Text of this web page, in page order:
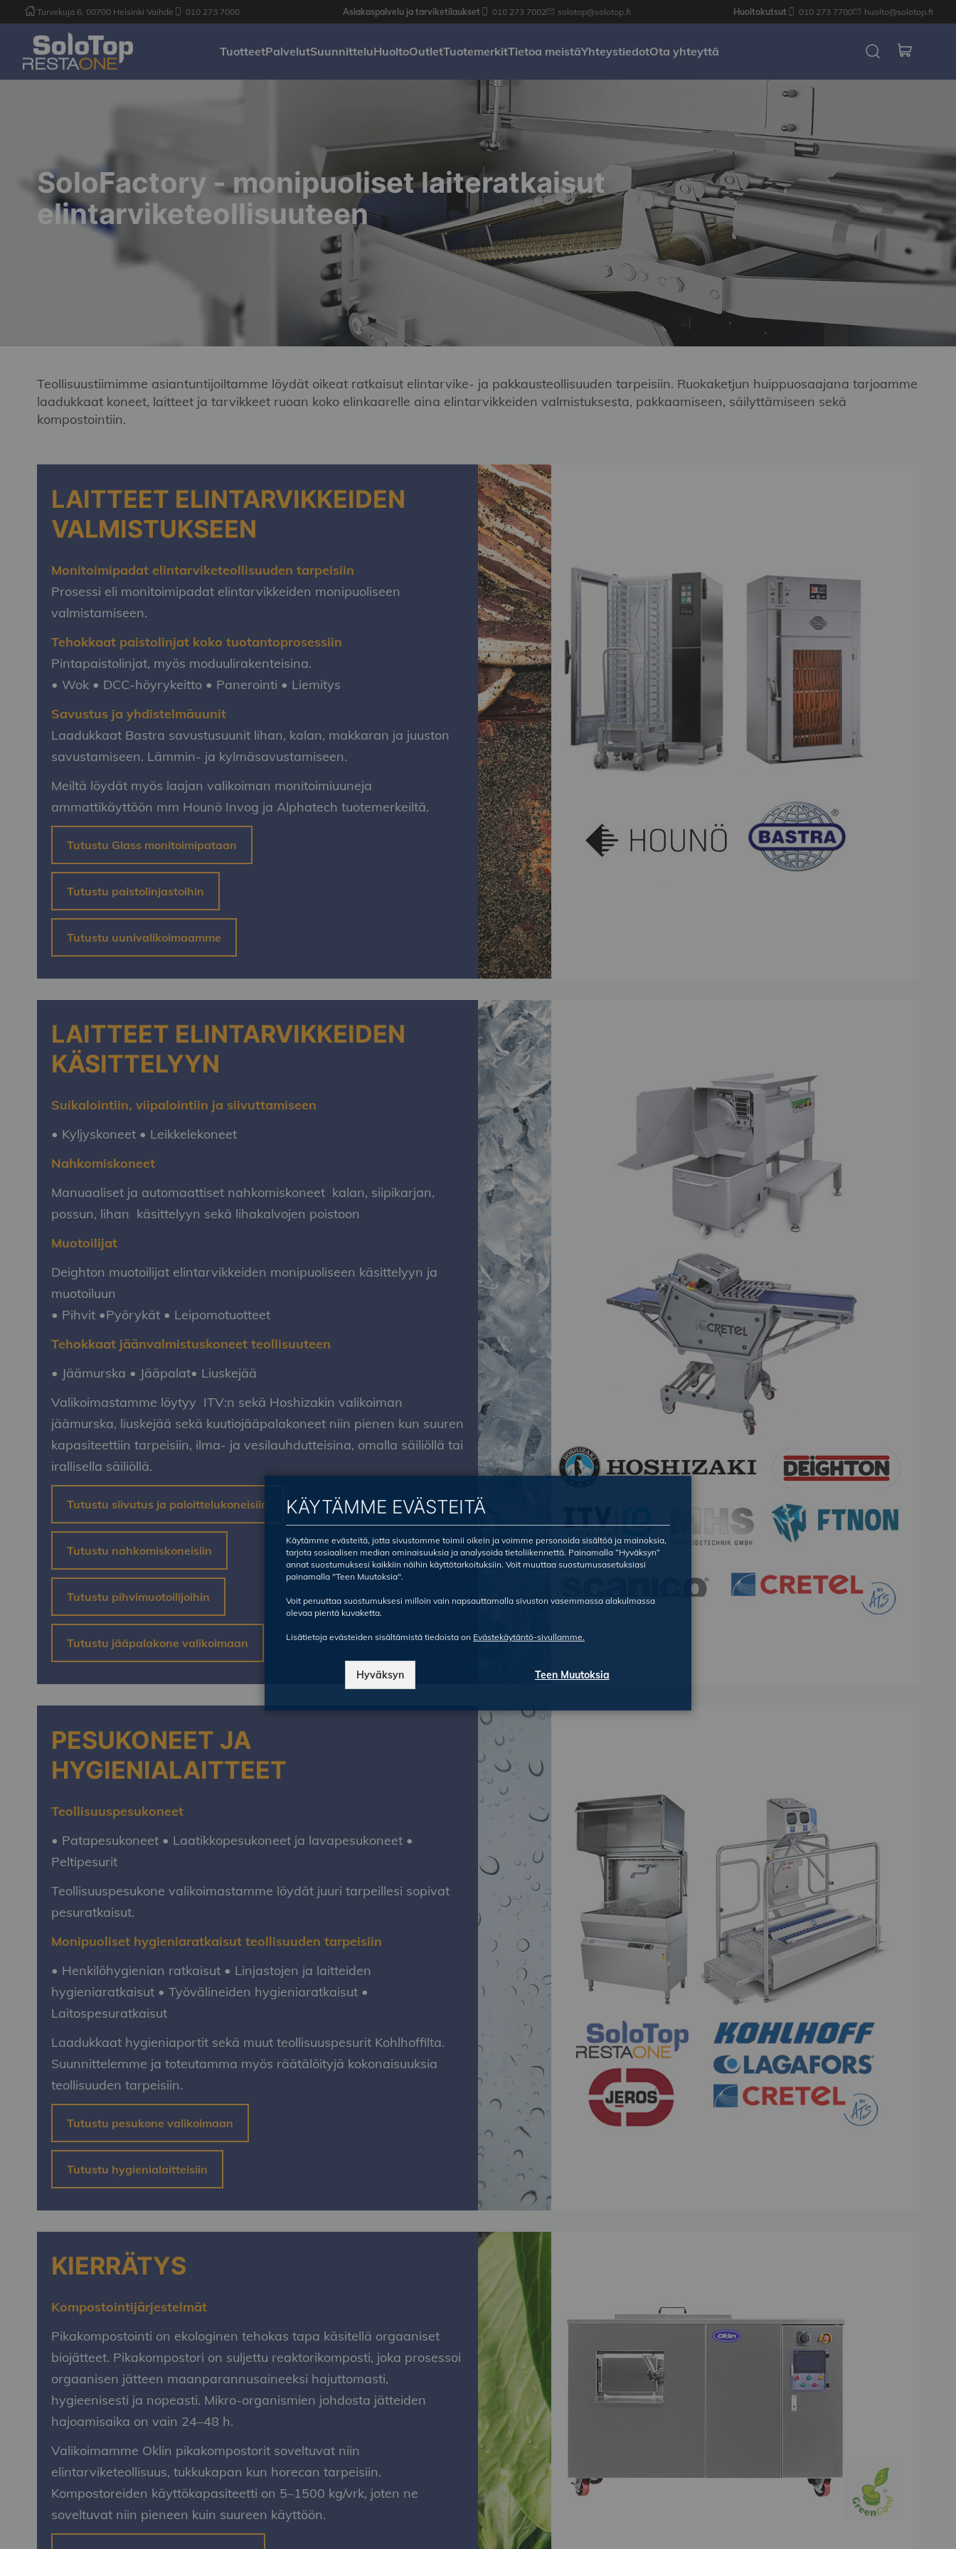
Turvekuja 6, 00700 Helsinki Vaihde 010 273 7000 Asiakaspalvelu ja tarviketilaukset 010 273 7002 solotop@solotop.fi Huoltokutsut 010 273 7700 huolto@solotop.fi
TuotteetPalvelutSuunnitteluHuoltoOutletTuotemerkitTietoa meistäYhteystiedotOta yhteyttä
SoloFactory - monipuoliset laiteratkaisut
elintarviketeollisuuteen
Teollisuustiimimme asiantuntijoiltamme löydät oikeat ratkaisut elintarvike- ja pakkausteollisuuden tarpeisiin. Ruokaketjun huippuosaajana tarjoamme
laadukkaat koneet, laitteet ja tarvikkeet ruoan koko elinkaarelle aina elintarvikkeiden valmistuksesta, pakkaamiseen, säilyttämiseen sekä
kompostointiin.
LAITTEET ELINTARVIKKEIDEN
VALMISTUKSEEN
Monitoimipadat elintarviketeollisuuden tarpeisiin
Prosessi eli monitoimipadat elintarvikkeiden monipuoliseen
valmistamiseen.
Tehokkaat paistolinjat koko tuotantoprosessiin
Pintapaistolinjat, myös moduulirakenteisina.
• Wok • DCC-höyrykeitto • Panerointi • Liemitys
Savustus ja yhdistelmäuunit
Laadukkaat Bastra savustusuunit lihan, kalan, makkaran ja juuston
savustamiseen. Lämmin- ja kylmäsavustamiseen.
Meiltä löydät myös laajan valikoiman monitoimiuuneja
ammattikäyttöön mm Hounö Invog ja Alphatech tuotemerkeiltä.
Tutustu Glass monitoimipataan
Tutustu paistolinjastoihin
Tutustu uunivalikoimaamme
LAITTEET ELINTARVIKKEIDEN
KÄSITTELYYN
Suikalointiin, viipalointiin ja siivuttamiseen
• Kyljyskoneet • Leikkelekoneet
Nahkomiskoneet
Manuaaliset ja automaattiset nahkomiskoneet kalan, siipikarjan,
possun, lihan käsittelyyn sekä lihakalvojen poistoon
Muotoilijat
Deighton muotoilijat elintarvikkeiden monipuoliseen käsittelyyn ja
muotoiluun
• Pihvit •Pyörykät • Leipomotuotteet
Tehokkaat jäänvalmistuskoneet teollisuuteen
• Jäämurska • Jääpalat• Liuskejää
Valikoimastamme löytyy ITV:n sekä Hoshizakin valikoiman
jäämurska, liuskejää sekä kuutiojääpalakoneet niin pienen kun suuren
kapasiteettiin tarpeisiin, ilma- ja vesilauhdutteisina, omalla säiliöllä tai
irallisella säiliöllä.
Tutustu siivutus ja paloittelukoneisiin
Tutustu nahkomiskoneisiin
Tutustu pihvimuotoilijoihin
Tutustu jääpalakone valikoimaan
PESUKONEET JA
HYGIENIALAITTEET
Teollisuuspesukoneet
• Patapesukoneet • Laatikkopesukoneet ja lavapesukoneet •
Peltipesurit
Teollisuuspesukone valikoimastamme löydät juuri tarpeillesi sopivat
pesuratkaisut.
Monipuoliset hygieniaratkaisut teollisuuden tarpeisiin
• Henkilöhygienian ratkaisut • Linjastojen ja laitteiden
hygieniaratkaisut • Työvälineiden hygieniaratkaisut •
Laitospesuratkaisut
Laadukkaat hygieniaportit sekä muut teollisuuspesurit Kohlhoffilta.
Suunnittelemme ja toteutamma myös räätälöityjä kokonaisuuksia
teollisuuden tarpeisiin.
Tutustu pesukone valikoimaan
Tutustu hygienialaitteisiin
KIERRÄTYS
Kompostointijärjestelmät
Pikakompostointi on ekologinen tehokas tapa käsitellä orgaaniset
biojätteet. Pikakompostori on suljettu reaktorikomposti, joka prosessoi
orgaanisen jätteen maanparannusaineeksi hajuttomasti,
hygieenisesti ja nopeasti. Mikro-organismien johdosta jätteiden
hajoamisaika on vain 24–48 h.
Valikoimamme Oklin pikakompostorit soveltuvat niin
elintarviketeollisuus, tukkukapan kun horecan tarpeisiin.
Kompostoreiden käyttökapasiteetti on 5–1500 kg/vrk, joten ne
soveltuvat niin pieneen kuin suureen käyttöön.
KÄYTÄMME EVÄSTEITÄ
Käytämme evästeitä, jotta sivustomme toimii oikein ja voimme personoida sisältöä ja mainoksia,
tarjota sosiaalisen median ominaisuuksia ja analysoida tietoliikennettä. Painamalla ”Hyväksyn”
annat suostumuksesi kaikkiin näihin käyttötarkoituksiin. Voit muuttaa suostumusasetuksiasi
painamalla "Teen Muutoksia".
Voit peruuttaa suostumuksesi milloin vain napsauttamalla sivuston vasemmassa alakulmassa
olevaa pientä kuvaketta.
Lisätietoja evästeiden sisältämistä tiedoista on Evästekäytäntö-sivullamme.
Hyväksyn Teen Muutoksia